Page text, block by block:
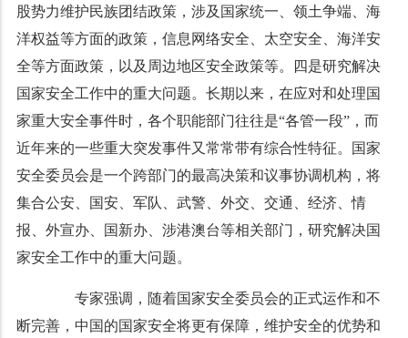
股势力维护民族团结政策，涉及国家统一、领土争端、海
洋权益等方面的政策，信息网络安全、太空安全、海洋安
全等方面政策，以及周边地区安全政策等。四是研究解决
国家安全工作中的重大问题。长期以来，在应对和处理国
家重大安全事件时，各个职能部门往往是“各管一段”，而
近年来的一些重大突发事件又常常带有综合性特征。国家
安全委员会是一个跨部门的最高决策和议事协调机构，将
集合公安、国安、军队、武警、外交、交通、经济、情
报、外宣办、国新办、涉港澳台等相关部门，研究解决国
家安全工作中的重大问题。
专家强调，随着国家安全委员会的正式运作和不
断完善，中国的国家安全将更有保障，维护安全的优势和